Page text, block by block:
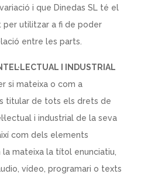
i que Dinedas SL té el
per utilitzar a fi de poder
entre les parts.
I INDUSTRIAL
si mateixa o com a
titular de tots els drets de
i industrial de la seva
com dels elements
mateixa la títol enunciatiu,
vídeo, programari o texts